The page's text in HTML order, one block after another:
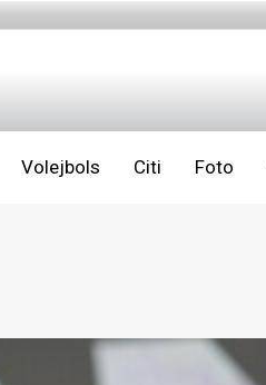
Volejbols Citi Foto